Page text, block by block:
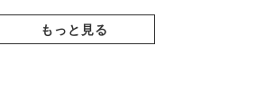
もっと見る